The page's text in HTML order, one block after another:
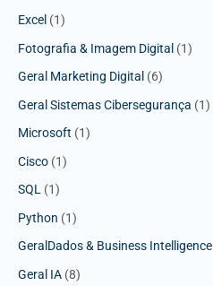
Excel (1)
Fotografia & Imagem Digital (1)
Geral Marketing Digital (6)
Geral Sistemas Cibersegurança (1)
Microsoft (1)
Cisco (1)
SQL (1)
Python (1)
GeralDados & Business Intelligence
Geral IA (8)